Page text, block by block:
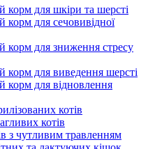
корм для шкіри та шерсті
для сечовивідної
корм для зниження стресу
корм для виведення шерсті
корм для відновлення
котів
котів
з чутливим травленням